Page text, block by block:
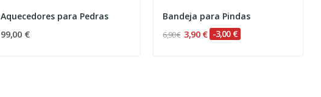
Aquecedores para Pedras
99,00 €
Bandeja para Pindas
6,90 € 3,90 € -3,00 €